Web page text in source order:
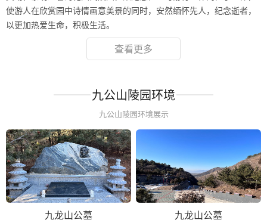
使游人在欣赏园中诗情画意美景的同时，安然缅怀先人，纪念逝者，
以更加热爱生命，积极生活。
查看更多
九公山陵园环境
九公山陵园环境展示
九龙山公墓 九龙山公墓